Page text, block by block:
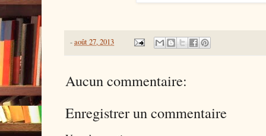
-août 27, 2013
Aucun commentaire:
Enregistrer un commentaire